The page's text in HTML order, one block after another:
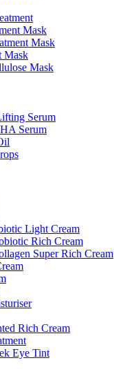
Mask
Mask
Mask
Mask
Serum
Serum
Light Cream
Rich Cream
Super Rich Cream
Rich Cream
Eye Tint